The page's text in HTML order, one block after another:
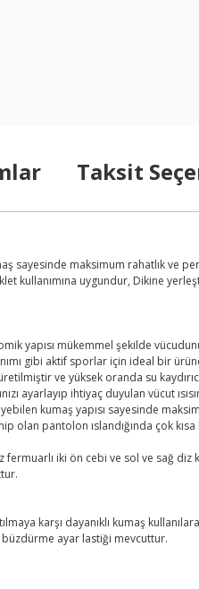
Taksit
sayesinde maksimum rahatlık ve
kullanımına uygundur, Dikine
yapısı mükemmel şekilde
gibi aktif sporlar için ideal bir
ve yüksek oranda su
ayarlayıp ihtiyaç duyulan vücut
kumaş yapısı sayesinde
olan pantolon ıslandığında çok
iki ön cebi ve sol ve sağ diz
karşı dayanıklı kumaş
ayar lastiği mevcuttur.